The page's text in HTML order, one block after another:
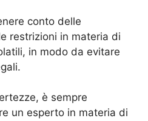
conto delle
restrizioni in materia di
in modo da evitare
è sempre
un esperto in materia di